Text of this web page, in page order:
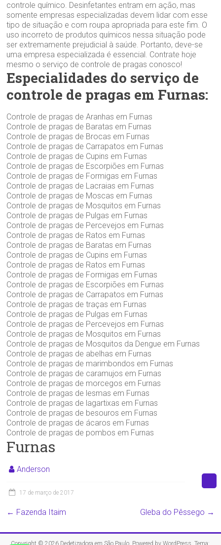
controle químico. Desinfetantes entram em ação, mas
somente empresas especializadas devem lidar com esse
tipo de situação e com roupa apropriada para este fim. O
uso incorreto de produtos químicos nessa situação pode
ser extremamente prejudicial à saúde. Portanto, deve-se
uma empresa especializada é essencial. Contrate hoje
mesmo o serviço de controle de pragas conosco!
Especialidades do serviço de
controle de pragas em Furnas:
Controle de pragas de Aranhas em Furnas
Controle de pragas de Baratas em Furnas
Controle de pragas de Brocas em Furnas
Controle de pragas de Carrapatos em Furnas
Controle de pragas de Cupins em Furnas
Controle de pragas de Escorpiões em Furnas
Controle de pragas de Formigas em Furnas
Controle de pragas de Lacraias em Furnas
Controle de pragas de Moscas em Furnas
Controle de pragas de Mosquitos em Furnas
Controle de pragas de Pulgas em Furnas
Controle de pragas de Percevejos em Furnas
Controle de pragas de Ratos em Furnas
Controle de pragas de Baratas em Furnas
Controle de pragas de Cupins em Furnas
Controle de pragas de Ratos em Furnas
Controle de pragas de Formigas em Furnas
Controle de pragas de Escorpiões em Furnas
Controle de pragas de Carrapatos em Furnas
Controle de pragas de traças em Furnas
Controle de pragas de Pulgas em Furnas
Controle de pragas de Percevejos em Furnas
Controle de pragas de Mosquitos em Furnas
Controle de pragas de Mosquitos da Dengue em Furnas
Controle de pragas de abelhas em Furnas
Controle de pragas de marimbondos em Furnas
Controle de pragas de caramujos em Furnas
Controle de pragas de morcegos em Furnas
Controle de pragas de lesmas em Furnas
Controle de pragas de lagartixas em Furnas
Controle de pragas de besouros em Furnas
Controle de pragas de ácaros em Furnas
Controle de pragas de pombos em Furnas
Furnas
Anderson
17 de março de 2017
← Fazenda Itaim Gleba do Pêssego →
Copyright © 2026 Dedetizadora em São Paulo . Powered byWordPress . Tema: